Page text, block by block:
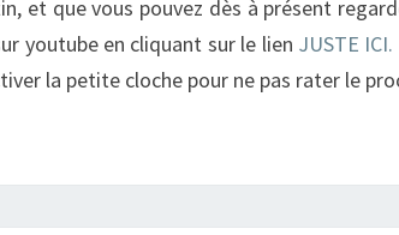
et que vous pouvez dès à présent
youtube en cliquant sur le lien JUSTE ICI.
la petite cloche pour ne pas rater le